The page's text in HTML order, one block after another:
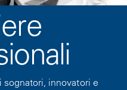
innovatori e